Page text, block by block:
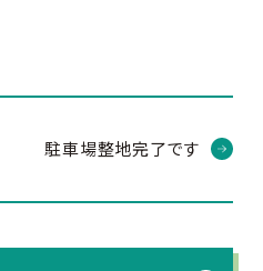
駐車場整地完了です